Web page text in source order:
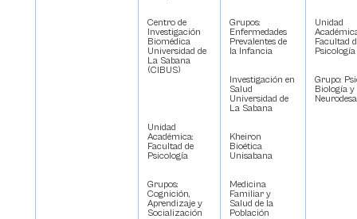
Centro de
Investigación
Biomédica
Universidad de
La Sabana
(CIBUS)
Unidad
Académica:
Facultad de
Psicología
Grupos:
Cognición,
Aprendizaje y
Socialización
Grupos:
Enfermedades
Prevalentes de
la Infancia
Investigación en
Salud
Universidad de
La Sabana
Kheiron
Bioética
Unisabana
Medicina
Familiar y
Salud de la
Población
Unidad
Facultad
Psicología
Grupo:
Biología y